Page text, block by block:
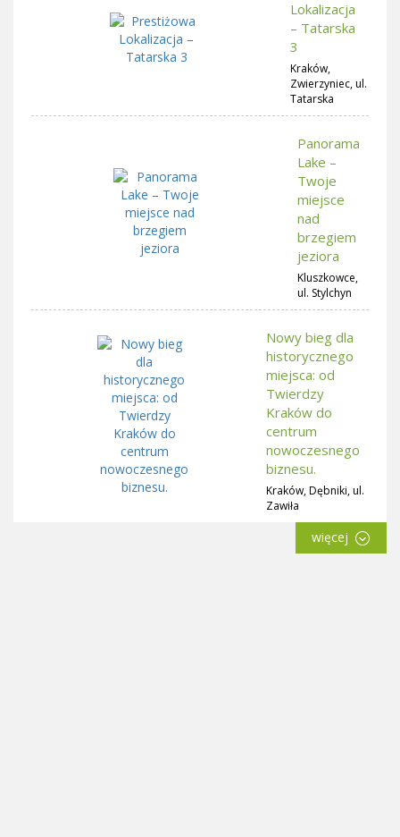
Lokalizacja
– Tatarska
3
Kraków,
Zwierzyniec, ul.
Tatarska
Panorama
Lake –
Twoje
miejsce
nad
brzegiem
jeziora
Kluszkowce,
ul. Stylchyn
Nowy bieg dla
historycznego
miejsca: od
Twierdzy
Kraków do
centrum
nowoczesnego
biznesu.
Kraków, Dębniki, ul.
Zawiła
więcej